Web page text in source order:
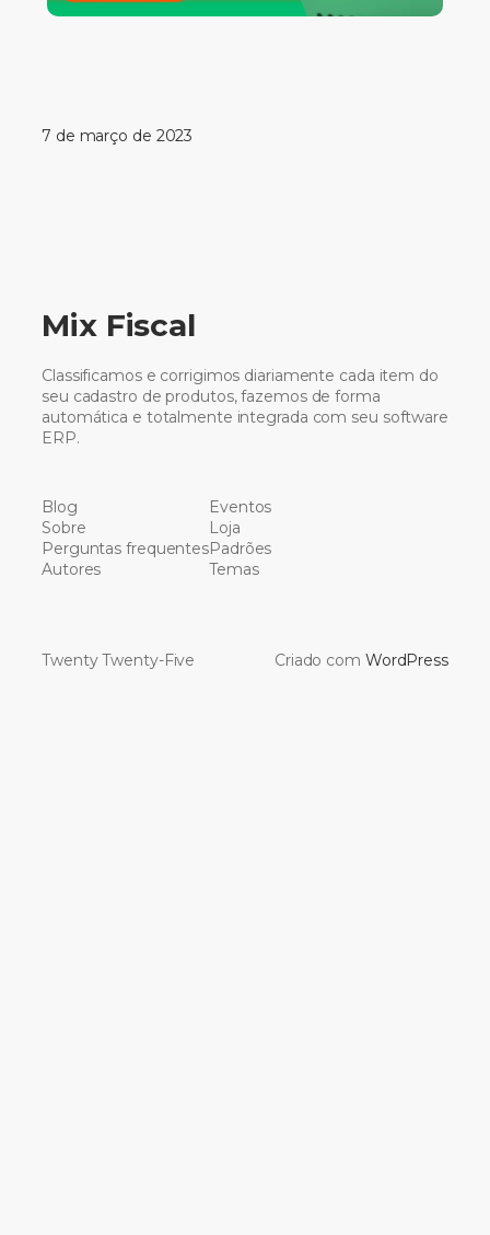
7 de março de 2023
Mix Fiscal
Classificamos e corrigimos diariamente cada item do
seu cadastro de produtos, fazemos de forma
automática e totalmente integrada com seu software
ERP.
Blog
Sobre
Perguntas frequentes
Autores
Eventos
Loja
Padrões
Temas
Twenty Twenty-Five Criado com WordPress